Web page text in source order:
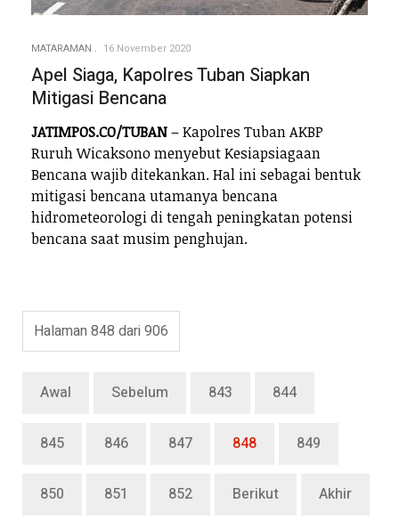
MATARAMAN 16 November 2020
Apel Siaga, Kapolres Tuban Siapkan
Mitigasi Bencana
JATIMPOS.CO/TUBAN– Kapolres Tuban AKBP
Ruruh Wicaksono menyebut Kesiapsiagaan
Bencana wajib ditekankan. Hal ini sebagai bentuk
mitigasi bencana utamanya bencana
hidrometeorologi di tengah peningkatan potensi
bencana saat musim penghujan.
Halaman 848 dari 906
Awal Sebelum 843 844
845 846 847 848 849
850 851 852 Berikut Akhir